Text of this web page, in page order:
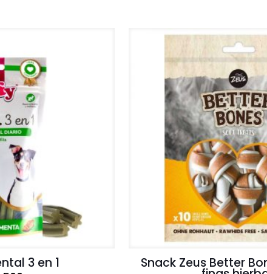
3 en 1 Snack Zeus Better